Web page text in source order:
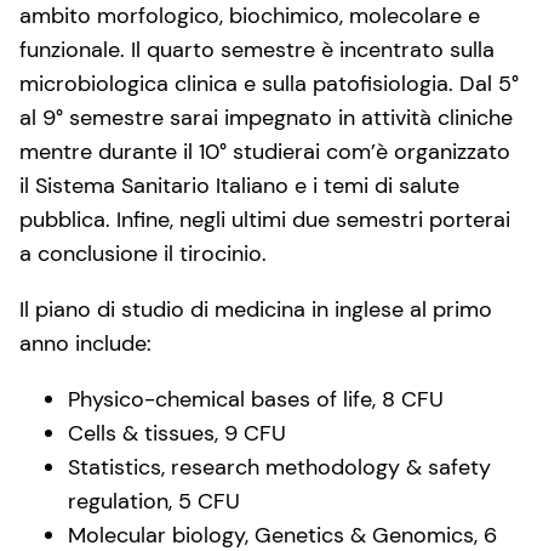
ambito morfologico, biochimico, molecolare e
funzionale. Il quarto semestre è incentrato sulla
microbiologica clinica e sulla patofisiologia. Dal 5°
al 9° semestre sarai impegnato in attività cliniche
mentre durante il 10° studierai com’è organizzato
il Sistema Sanitario Italiano e i temi di salute
pubblica. Infine, negli ultimi due semestri porterai
a conclusione il tirocinio.
Il piano di studio di medicina in inglese al primo
anno include:
Physico-chemical bases of life, 8 CFU
Cells & tissues, 9 CFU
Statistics, research methodology & safety
regulation, 5 CFU
Molecular biology, Genetics & Genomics, 6